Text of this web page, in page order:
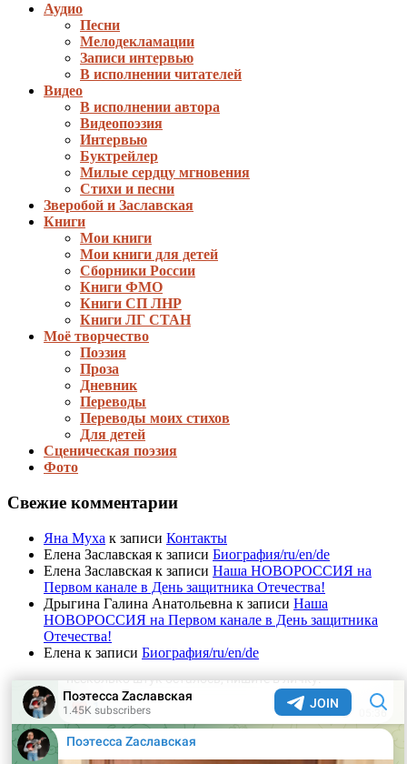
Аудио
Песни
Мелодекламации
Записи интервью
В исполнении читателей
Видео
В исполнении автора
Видеопоэзия
Интервью
Буктрейлер
Милые сердцу мгновения
Стихи и песни
Зверобой и Заславская
Книги
Мои книги
Мои книги для детей
Сборники России
Книги ФМО
Книги СП ЛНР
Книги ЛГ СТАН
Моё творчество
Поэзия
Проза
Дневник
Переводы
Переводы моих стихов
Для детей
Сценическая поэзия
Фото
Свежие комментарии
Яна Муха к записи Контакты
Елена Заславская к записи Биография/ru/en/de
Елена Заславская к записи Наша НОВОРОССИЯ на
Первом канале в День защитника Отечества!
Дрыгина Галина Анатольевна к записи Наша
НОВОРОССИЯ на Первом канале в День защитника
Отечества!
Елена к записи Биография/ru/en/de